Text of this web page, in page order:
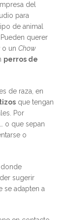
del
para
de animal
querer
o un Chow
perros de
de raza, en
que tengan
Por
o que sepan
o
sugerir
se adapten a